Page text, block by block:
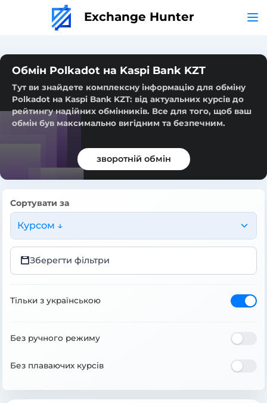
Exchange Hunter
Обмін Polkadot на Kaspi Bank KZT
Тут ви знайдете комплексну інформацію для обміну
Polkadot на Kaspi Bank KZT: від актуальних курсів до
рейтингу надійних обмінників. Все для того, щоб ваш
обмін був максимально вигідним та безпечним.
зворотній обмін
Сортувати за
Курсом ↓
Зберегти фільтри
Тільки з українською
Без ручного режиму
Без плаваючих курсів